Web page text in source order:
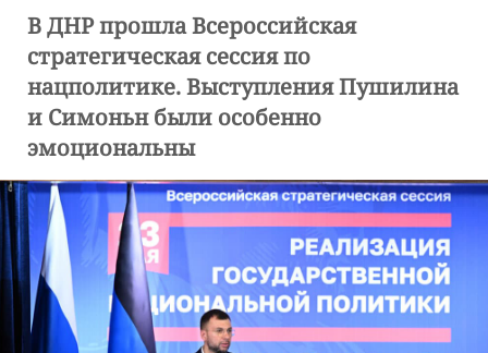
В ДНР прошла Всероссийская
стратегическая сессия по
нацполитике. Выступления Пушилина
и Симоньн были особенно
эмоциональны